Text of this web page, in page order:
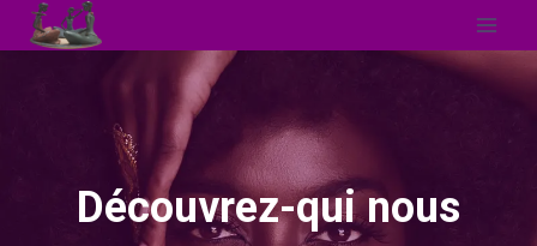
Aller
au
Découvrez-qui nous